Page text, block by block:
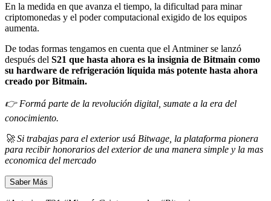
En la medida en que avanza el tiempo, la dificultad para minar
criptomonedas y el poder computacional exigido de los equipos
aumenta.
De todas formas tengamos en cuenta que el Antminer se lanzó
después del S21 que hasta ahora es la insignia de Bitmain como
su hardware de refrigeración líquida más potente hasta ahora
creado por Bitmain.
👉 Formá parte de la revolución digital, sumate a la era del
conocimiento.
🚀 Si trabajas para el exterior usá Bitwage, la plataforma pionera
para recibir honorarios del exterior de una manera simple y la mas
economica del mercado
Saber Más